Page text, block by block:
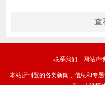
查
联系我们 网站声
本站所刊登的各类新闻﹑信息和专